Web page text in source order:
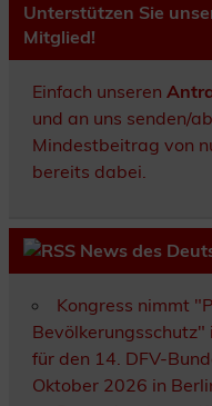
Unterstützen Sie
Mitglied!
Einfach unseren
und an uns senden/
Mindestbeitrag von
bereits dabei.
News des
Kongress nimmt
Bevölkerungsschutz"
für den 14. DFV-
Oktober 2026 in